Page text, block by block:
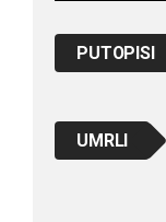
PUTOPISI
UMRLI